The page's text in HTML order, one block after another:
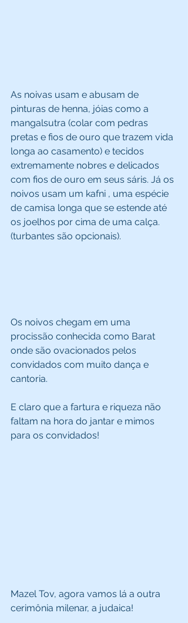
As noivas usam e abusam de
pinturas de henna, jóias como a
mangalsutra (colar com pedras
pretas e fios de ouro que trazem vida
longa ao casamento) e tecidos
extremamente nobres e delicados
com fios de ouro em seus sáris. Já os
noivos usam um kafni , uma espécie
de camisa longa que se estende até
os joelhos por cima de uma calça.
(turbantes são opcionais).
Os noivos chegam em uma
procissão conhecida como Barat
onde são ovacionados pelos
convidados com muito dança e
cantoria.
E claro que a fartura e riqueza não
faltam na hora do jantar e mimos
para os convidados!
Mazel Tov, agora vamos lá a outra
cerimônia milenar, a judaica!